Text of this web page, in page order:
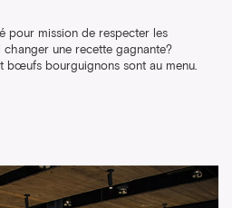
pour mission de respecter les
une recette gagnante?
bœufs bourguignons sont au menu.